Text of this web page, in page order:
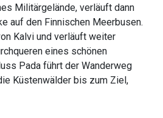
Militärgelände, verläuft dann
auf den Finnischen Meerbusen.
Kalvi und verläuft weiter
eines schönen
Pada führt der Wanderweg
Küstenwälder bis zum Ziel,